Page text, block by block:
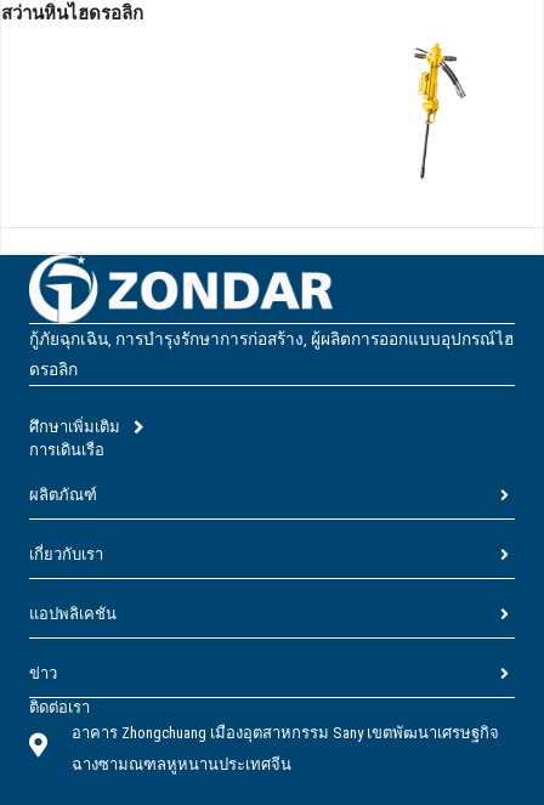
สว่านหินไฮดรอลิก
กู้ภัยฉุกเฉิน, การบํารุงรักษาการก่อสร้าง, ผู้ผลิตการออกแบบอุปกรณ์ไฮ
ดรอลิก
ศึกษาเพิ่มเติม
การเดินเรือ
ผลิตภัณฑ์
เกี่ยวกับเรา
แอปพลิเคชัน
ข่าว
ติดต่อเรา
อาคาร Zhongchuang เมืองอุตสาหกรรม Sany เขตพัฒนาเศรษฐกิจ
ฉางซามณฑลหูหนานประเทศจีน